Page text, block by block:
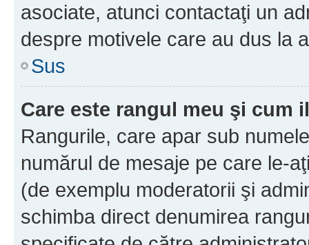
asociate, atunci contactaţi un
despre motivele care au dus la
Sus
Care este rangul meu şi cum
Rangurile, care apar sub
numărul de mesaje pe care le-
(de exemplu moderatorii şi
schimba direct denumirea